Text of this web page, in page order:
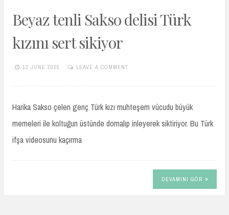
Beyaz tenli Sakso delisi Türk
kızını sert sikiyor
13 JUNE 2025
LEAVE A COMMENT
Harika Sakso çelen genç Türk kızı muhteşem vücudu büyük
memeleri ile koltuğun üstünde domalıp inleyerek siktiriyor. Bu Türk
ifşa videosunu kaçırma
DEVAMINI GÖR